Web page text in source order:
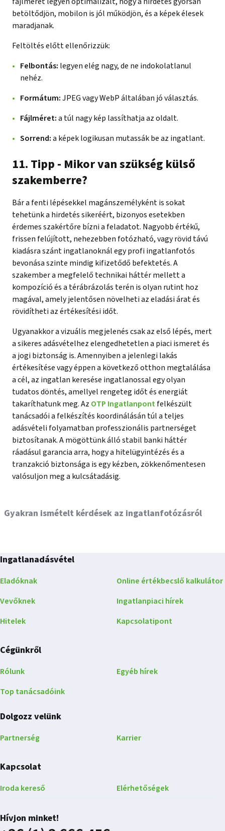
betöltődjön, mobilon is jól működjön, és a képek élesek
maradjanak.
Feltöltés előtt ellenőrizzük:
Felbontás: legyen elég nagy, de ne indokolatlanul
nehéz.
Formátum:JPEG vagy WebP általában jó választás.
Fájlméret:a túl nagy kép lassíthatja az oldalt.
Sorrend:a képek logikusan mutassák be az ingatlant.
11. Tipp - Mikor van szükség külső
szakemberre?
Bár a fenti lépésekkel magánszemélyként is sokat
tehetünk a hirdetés sikeréért, bizonyos esetekben
érdemes szakértőre bízni a feladatot. Nagyobb értékű,
frissen felújított, nehezebben fotózható, vagy rövid távú
kiadásra szánt ingatlanoknál egy profi ingatlanfotós
bevonása szinte mindig kifizetődő befektetés. A
szakember a megfelelő technikai háttér mellett a
kompozíció és a térábrázolás terén is olyan rutint hoz
magával, amely jelentősen növelheti az eladási árat és
rövidítheti az értékesítési időt.
Ugyanakkor a vizuális megjelenés csak az első lépés, mert
a sikeres adásvételhez elengedhetetlen a piaci ismeret és
a jogi biztonság is. Amennyiben a jelenlegi lakás
értékesítése vagy éppen a következő otthon megtalálása
a cél, az ingatlan keresése ingatlanossal egy olyan
tudatos döntés, amellyel rengeteg időt és energiát
takaríthatunk meg. Az OTP Ingatlanpontfelkészült
tanácsadói a felkészítés koordinálásán túl a teljes
adásvételi folyamatban professzionális partnerséget
biztosítanak. A mögöttünk álló stabil banki háttér
ráadásul garancia arra, hogy a hitelügyintézés és a
tranzakció biztonsága is egy kézben, zökkenőmentesen
valósuljon meg a kulcsátadásig.
Gyakran ismételt kérdések az ingatlanfotózásról
Ingatlanadásvétel
Eladóknak
Vevőknek
Hitelek
Online értékbecslő kalkulátor
Ingatlanpiaci hírek
Kapcsolatipont
Cégünkről
Rólunk
Top tanácsadóink
Egyéb hírek
Dolgozz velünk
Partnerség Karrier
Kapcsolat
Iroda kereső Elérhetőségek
Hívjon minket!